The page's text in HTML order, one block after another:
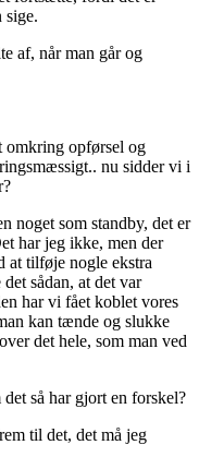
sige.
af, når man går og
omkring opførsel og
nu sidder vi i
noget som standby, det er
har jeg ikke, men der
at tilføje nogle ekstra
sådan, at det var
har vi fået koblet vores
kan tænde og slukke
det hele, som man ved
så har gjort en forskel?
til det, det må jeg